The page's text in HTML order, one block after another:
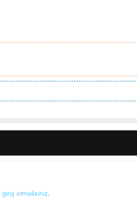
giriş etməlisiniz.